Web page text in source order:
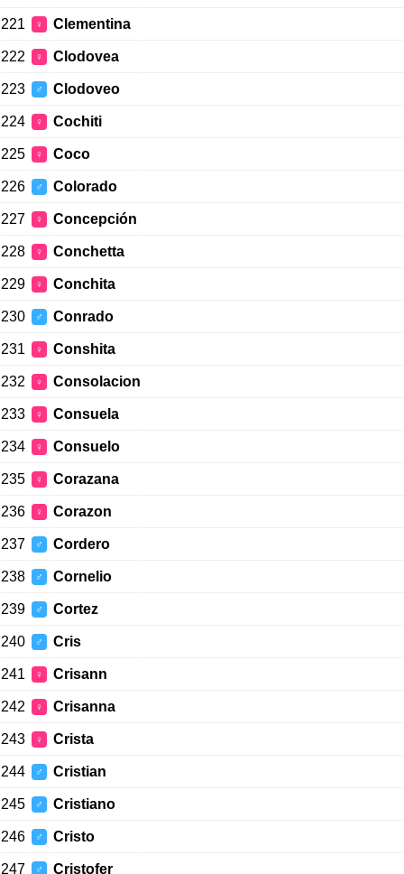
221 ♀ Clementina
222 ♀ Clodovea
223 ♂ Clodoveo
224 ♀ Cochiti
225 ♀ Coco
226 ♂ Colorado
227 ♀ Concepción
228 ♀ Conchetta
229 ♀ Conchita
230 ♂ Conrado
231 ♀ Conshita
232 ♀ Consolacion
233 ♀ Consuela
234 ♀ Consuelo
235 ♀ Corazana
236 ♀ Corazon
237 ♂ Cordero
238 ♂ Cornelio
239 ♂ Cortez
240 ♂ Cris
241 ♀ Crisann
242 ♀ Crisanna
243 ♀ Crista
244 ♂ Cristian
245 ♂ Cristiano
246 ♂ Cristo
247 ♂ Cristofer